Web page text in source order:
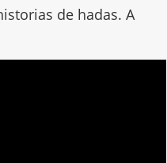
de hadas. A